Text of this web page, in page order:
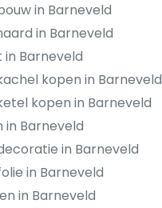
in Barneveld
in Barneveld
in Barneveld
kopen in Barneveld
kopen in Barneveld
in Barneveld
in Barneveld
in Barneveld
in Barneveld